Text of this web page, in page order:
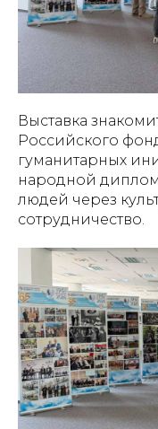
Выставка
Российского
гуманитарных
народной
людей через
сотрудничество.